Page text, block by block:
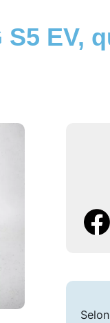
EV,